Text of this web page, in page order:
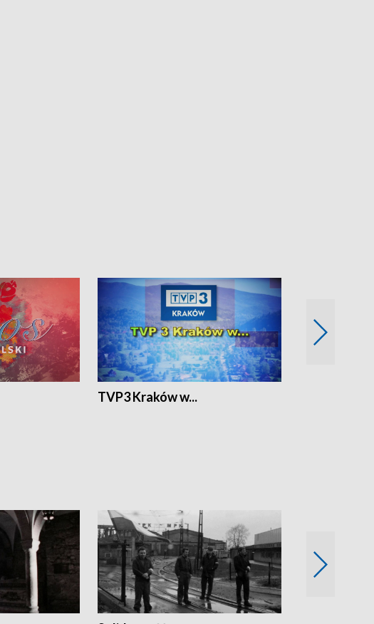
TVP3 Kraków w...